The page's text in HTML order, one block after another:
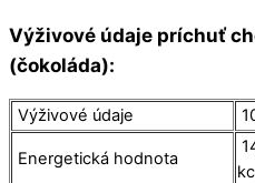
Výživové údaje príchuť
(čokoláda):
Výživové údaje
Energetická hodnota